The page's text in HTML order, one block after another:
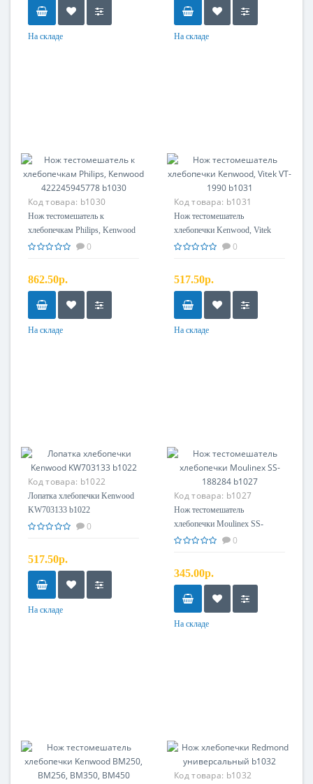
На складе На складе
Код товара: b1030
Нож тестомешатель к
хлебопечкам Philips, Kenwood
422245945778 b1030
0
862.50р.
На складе
Код товара: b1031
Нож тестомешатель
хлебопечки Kenwood, Vitek
VT-1990 b1031 0
517.50р.
На складе
Код товара: b1022
Лопатка хлебопечки Kenwood
KW703133 b1022
0
517.50р.
На складе
Код товара: b1027
Нож тестомешатель
хлебопечки Moulinex SS-
188284 b1027
0
345.00р.
На складе
Код товара: b1032